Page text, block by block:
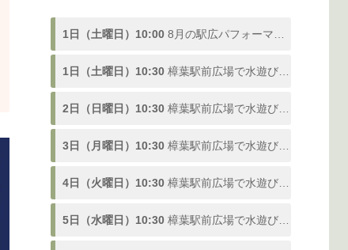
1日（土曜日）10:00 8月の駅広パフォーマンス
1日（土曜日）10:30 樟葉駅前広場で水遊び！「ドンピシャ！ふんすい広場」熱い夏を楽しむ噴水スポットが登場、参加型の水合戦も開催！8/1〜9/3
2日（日曜日）10:30 樟葉駅前広場で水遊び！「ドンピシャ！ふんすい広場」熱い夏を楽しむ噴水スポットが登場、参加型の水合戦も開催！8/1〜9/3
3日（月曜日）10:30 樟葉駅前広場で水遊び！「ドンピシャ！ふんすい広場」熱い夏を楽しむ噴水スポットが登場、参加型の水合戦も開催！8/1〜9/3
4日（火曜日）10:30 樟葉駅前広場で水遊び！「ドンピシャ！ふんすい広場」熱い夏を楽しむ噴水スポットが登場、参加型の水合戦も開催！8/1〜9/3
5日（水曜日）10:30 樟葉駅前広場で水遊び！「ドンピシャ！ふんすい広場」熱い夏を楽しむ噴水スポットが登場、参加型の水合戦も開催！8/1〜9/3